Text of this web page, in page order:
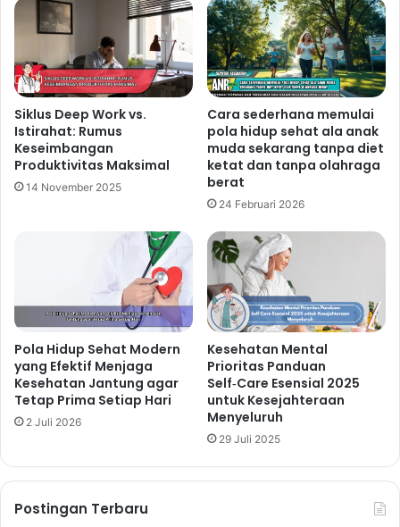
Siklus Deep Work vs.
Istirahat: Rumus
Keseimbangan
Produktivitas Maksimal
14 November 2025
Cara sederhana memulai
pola hidup sehat ala anak
muda sekarang tanpa diet
ketat dan tanpa olahraga
berat
24 Februari 2026
Pola Hidup Sehat Modern
yang Efektif Menjaga
Kesehatan Jantung agar
Tetap Prima Setiap Hari
2 Juli 2026
Kesehatan Mental
Prioritas Panduan
Self‑Care Esensial 2025
untuk Kesejahteraan
Menyeluruh
29 Juli 2025
Postingan Terbaru